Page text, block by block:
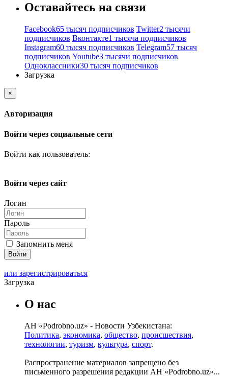
Оставайтесь на связи
Facebook65 тысяч подписчиков Twitter2 тысячи
подписчиков Вконтакте1 тысяча подписчиков
Instagram60 тысяч подписчиков Telegram57 тысяч
подписчиков Youtube3 тысячи подписчиков
Одноклассники30 тысяч подписчиков
Загрузка
×
Авторизация
Войти через социальные сети
Войти как пользователь:
Войти через сайт
Логин
Пароль
Запомнить меня
или зарегистрироваться
Загрузка
О нас
АН «Podrobno.uz» - Новости Узбекистана:
Политика, экономика, общество, происшествия,
технологии, туризм, культура, спорт.
Распространение материалов запрещено без
письменного разрешения редакции АН «Podrobno.uz»...